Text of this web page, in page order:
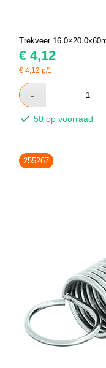
Trekveer
€ 4,12
€4,12 p/1
50 op voorraad
255267